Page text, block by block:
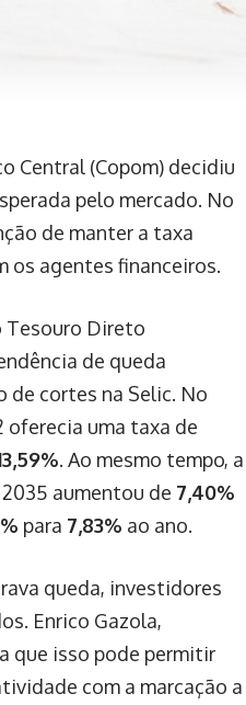
Central (Copom) decidiu
pelo mercado. No
de manter a taxa
os agentes financeiros.
Tesouro Direto
de queda
de cortes na Selic. No
oferecia uma taxa de
. Ao mesmo tempo, a
aumentou de 7,40%
para 7,83% ao ano.
queda, investidores
Enrico Gazola,
que isso pode permitir
com a marcação a